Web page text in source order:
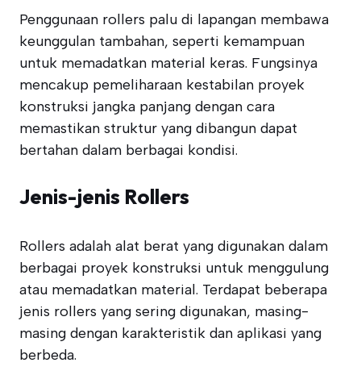
Penggunaan rollers palu di lapangan membawa
keunggulan tambahan, seperti kemampuan
untuk memadatkan material keras. Fungsinya
mencakup pemeliharaan kestabilan proyek
konstruksi jangka panjang dengan cara
memastikan struktur yang dibangun dapat
bertahan dalam berbagai kondisi.
Jenis-jenis Rollers
Rollers adalah alat berat yang digunakan dalam
berbagai proyek konstruksi untuk menggulung
atau memadatkan material. Terdapat beberapa
jenis rollers yang sering digunakan, masing-
masing dengan karakteristik dan aplikasi yang
berbeda.